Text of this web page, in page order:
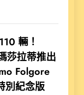
輛！
莎拉蒂推出
Folgore
別紀念版